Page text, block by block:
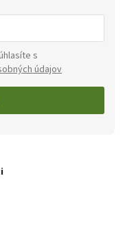
údajov